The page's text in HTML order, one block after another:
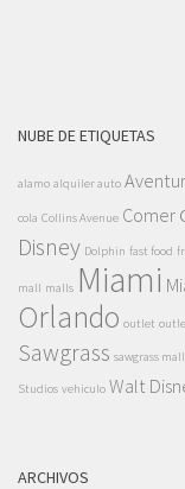
NUBE DE ETIQUETAS
alamo alquiler auto
cola Collins Avenue Comer
Disney Dolphin fast food
mall malls Miami
Orlando outlet
Sawgrass sawgrass mall
Studios vehiculo Walt
ARCHIVOS